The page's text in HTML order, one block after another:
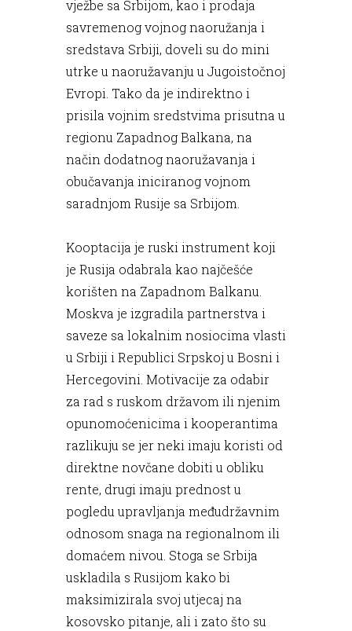
vježbe sa Srbijom, kao i prodaja
savremenog vojnog naoružanja i
sredstava Srbiji, doveli su do mini
utrke u naoružavanju u Jugoistočnoj
Evropi. Tako da je indirektno i
prisila vojnim sredstvima prisutna u
regionu Zapadnog Balkana, na
način dodatnog naoružavanja i
obučavanja iniciranog vojnom
saradnjom Rusije sa Srbijom.
Kooptacija je ruski instrument koji
je Rusija odabrala kao najčešće
korišten na Zapadnom Balkanu.
Moskva je izgradila partnerstva i
saveze sa lokalnim nosiocima vlasti
u Srbiji i Republici Srpskoj u Bosni i
Hercegovini. Motivacije za odabir
za rad s ruskom državom ili njenim
opunomoćenicima i kooperantima
razlikuju se jer neki imaju koristi od
direktne novčane dobiti u obliku
rente, drugi imaju prednost u
pogledu upravljanja međudržavnim
odnosom snaga na regionalnom ili
domaćem nivou. Stoga se Srbija
uskladila s Rusijom kako bi
maksimizirala svoj utjecaj na
kosovsko pitanje, ali i zato što su